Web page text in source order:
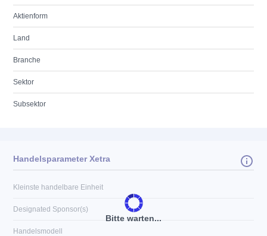
Aktienform
Land
Branche
Sektor
Subsektor
Bitte warten...
Handelsparameter Xetra
Kleinste handelbare Einheit
Designated Sponsor(s)
Handelsmodell